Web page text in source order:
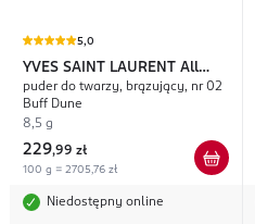
5,0
YVES SAINT LAURENT
All
Hours Hyper Bronze
puder do twarzy, brązujący, nr 02
Buff Dune
8,5 g
229,99 zł
100 g = 2705,76 zł
Niedostępny online